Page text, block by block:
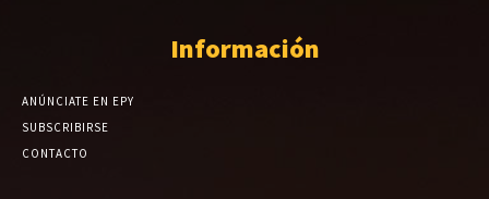
Información
ANÚNCIATE EN EPY
SUBSCRIBIRSE
CONTACTO